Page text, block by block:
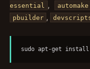
essential
, automake
pbuilder ,
sudo apt-get install